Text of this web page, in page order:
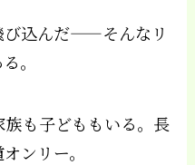
び込んだ——そんなリ
。
も子どももいる。長
ンリー。